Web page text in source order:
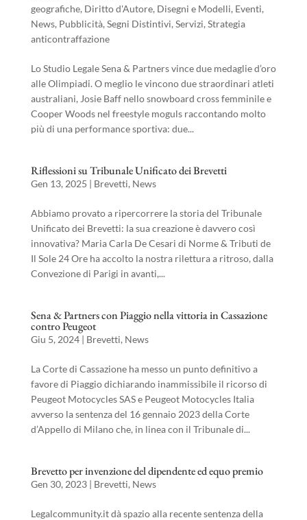
geografiche, Diritto d'Autore, Disegni e Modelli, Eventi,
News, Pubblicità, Segni Distintivi, Servizi, Strategia
anticontraffazione
Lo Studio Legale Sena & Partners vince due medaglie d’oro
alle Olimpiadi. O meglio le vincono due straordinari atleti
australiani, Josie Baff nello snowboard cross femminile e
Cooper Woods nel freestyle moguls raccontando molto
più di una performance sportiva: due...
Riflessioni su Tribunale Unificato dei Brevetti
Gen 13, 2025 | Brevetti, News
Abbiamo provato a ripercorrere la storia del Tribunale
Unificato dei Brevetti: la sua creazione è davvero così
innovativa? Maria Carla De Cesari di Norme & Tributi de
Il Sole 24 Ore ha accolto la nostra rilettura a ritroso, dalla
Convezione di Parigi in avanti,...
Sena & Partners con Piaggio nella vittoria in Cassazione
contro Peugeot
Giu 5, 2024| Brevetti, News
La Corte di Cassazione ha messo un punto definitivo a
favore di Piaggio dichiarando inammissibile il ricorso di
Peugeot Motocycles SAS e Peugeot Motocycles Italia
avverso la sentenza del 16 gennaio 2023 della Corte
d’Appello di Milano che, in linea con il Tribunale di...
Brevetto per invenzione del dipendente ed equo premio
Gen 30, 2023| Brevetti, News
Legalcommunity.it dà spazio alla recente sentenza della